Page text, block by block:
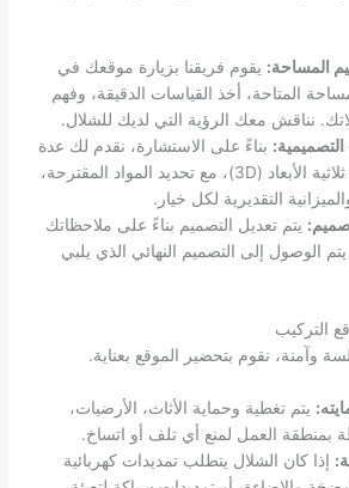
المساحة: يقوم فريقنا بزيارة موقعك في
المتاحة، أخذ القياسات الدقيقة، وفهم
نناقش معك الرؤية التي لديك للشلال.
بناءً على الاستشارة، نقدم لك عدة
خيارات تصميمية ثلاثية الأبعاد (3D)، مع تحديد المواد المقترحة،
التقديرية لكل خيار.
يتم تعديل التصميم بناءً على ملاحظاتك
الوصول إلى التصميم النهائي الذي يلبي
وآمنة، نقوم بتحضير الموقع بعناية.
يتم تغطية وحماية الأثاث، الأرضيات،
بمنطقة العمل لمنع أي تلف أو اتساخ.
إذا كان الشلال يتطلب تمديدات كهربائية